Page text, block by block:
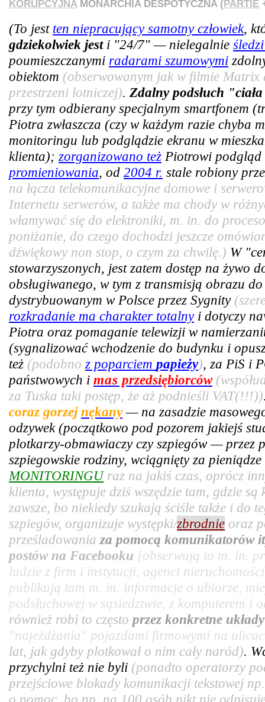
KORUPCYJNAMONARCHIA DESPOTYCZNA (PARTIE
(To jest ten niepracujący samotny człowiek,
gdziekolwiek jesti "24/7" — nielegalnie
poumieszczanymi radarami szumowymi
obiektom (obserwowanym jak w filmie
przestrzeni lotniczej). Zdalny podsłuch
przy tym odbierany specjalnym smartfonem
Piotra zwłaszcza (czy w każdym razie chyba
monitoringu lub podglądzie ekranu w
klienta); zorganizowano też Piotrowi
promieniowania, od 2004 r. stale robiony
na łącza telekomunikacyjne domowe i
Internetu serwerów, a także ma chody w
włamywać się do elektroniki, m. in. do
poniżanie, do czego dochodzi jeszcze
dźwiękowy non stop, o czym za chwilę.) W
stowarzyszonych, jest zatem dostęp na żywo
obsługiwanego, w tym z transmisją obrazu
dystrybuowanym w Polsce przez Sygnity
rozkradanie ma charakter totalnyi dotyczy
Piotra oraz pomaganie telewizji w
(sygnalizować wchodzenie do budynku i
też (podobno z poparciem papieży), za PiS i
państwowych i mas przedsiębiorców
za Tuska taki postęp, że aż podnieśli VAT(!!!))
coraz gorzejnękany— na zasadzie
odzywek (początkowo pod pozorem jakiejś
plotkarzy-obmawiaczy czy szpiegów — przez
szpiegowskie rodziny, wciągnięty za
MONITORINGUraz na jakiś czas, oprócz
klienta, występuje dziś wszędzie tam, gdzie
zawsze, bo niekiedy szukają ściśle także i do
szpiegów, organizuje występki/zbrodnie oraz
prześladowania za pomocą komunikatorów
postów na Facebooku [obserwują to m. in.
ludzie z firm i instytucji, agenci
publikują tam m. in. informacje o ubiorze,
podsłuchowej w sąsiedztwie, z komputerem
również robi to często przez konkretne
"najeżdżania" pojazdami firmowymi na
lat, jak gdyby plotkował o nim cały naród).
przychylni też nie byli (ponadto operatorzy
przejściowe blokady komunikacji tekstowej
o pomoc, bo np. na 100 osób nikt nie